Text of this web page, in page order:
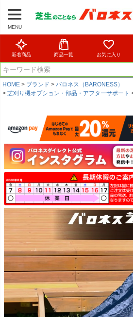
MENU
新着商品 商品一覧 お気に入り
HOME ブランド
バロネス（BARONESS）
芝刈り機オプション・部品・アフターサポート